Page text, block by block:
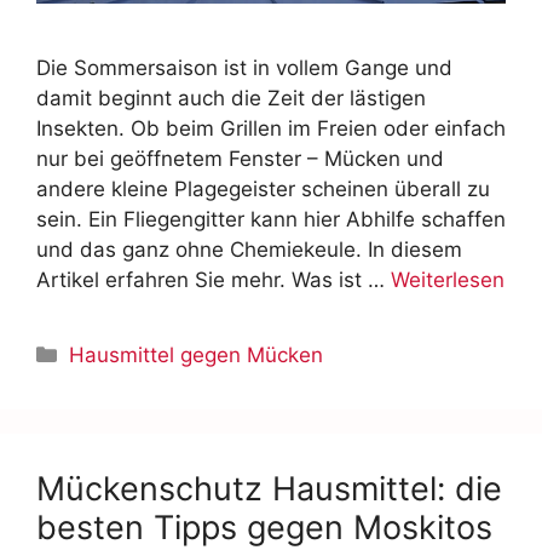
Die Sommersaison ist in vollem Gange und
damit beginnt auch die Zeit der lästigen
Insekten. Ob beim Grillen im Freien oder einfach
nur bei geöffnetem Fenster – Mücken und
andere kleine Plagegeister scheinen überall zu
sein. Ein Fliegengitter kann hier Abhilfe schaffen
und das ganz ohne Chemiekeule. In diesem
Artikel erfahren Sie mehr. Was ist … Weiterlesen
Hausmittel gegen Mücken
Mückenschutz Hausmittel: die
besten Tipps gegen Moskitos